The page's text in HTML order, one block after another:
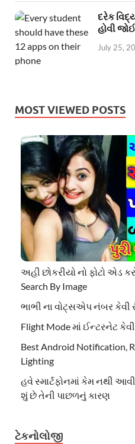
દરેક
હોવી
July 25,
MOST VIEWED POSTS
અહી છોકરીયો નો ફોટો એડ
Search By Image
ભાભી ના વોટ્સએપ નંબર કેવી
Flight Mode માં ઈન્ટરનેટ
Best Android Notification,
Lighting
હવે સ્માર્ટફોનમાં કેમ નથી
શું છે તેની પાછળનું કારણ
ટેકનોલોજી